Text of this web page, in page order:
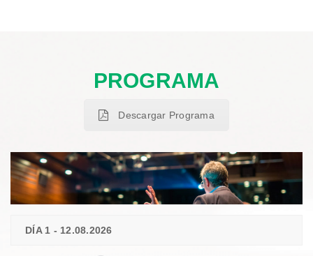
PROGRAMA
Descargar Programa
DÍA 1 - 12.08.2026